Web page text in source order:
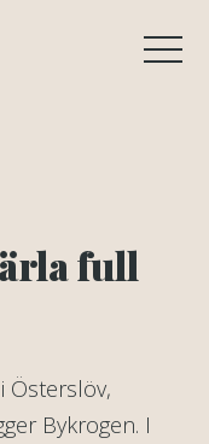
full
Österslöv,
Bykrogen. I